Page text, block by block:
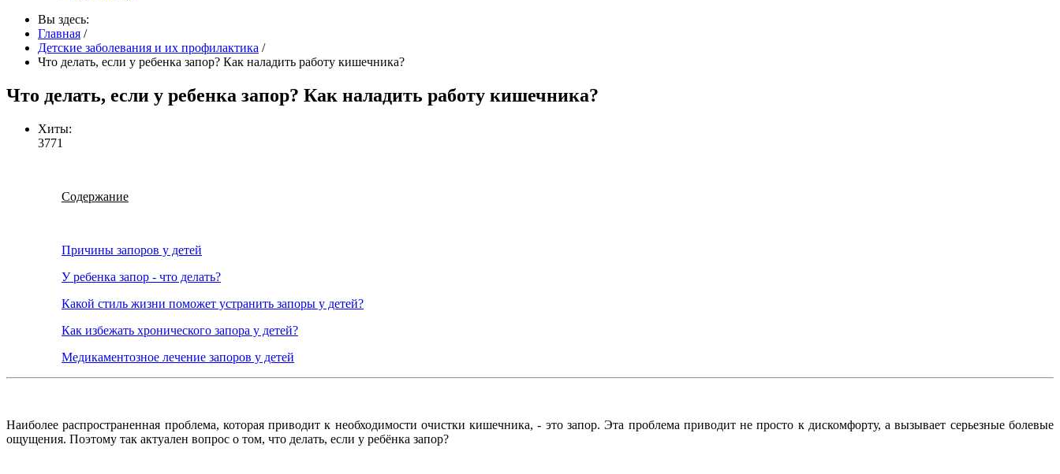
Вы здесь:
Главная /
Детские заболевания и их профилактика /
Что делать, если у ребенка запор? Как наладить работу кишечника?
Что делать, если у ребенка запор? Как наладить работу кишечника?
Хиты:
3771
Содержание
Причины запоров у детей
У ребенка запор - что делать?
Какой стиль жизни поможет устранить запоры у детей?
Как избежать хронического запора у детей?
Медикаментозное лечение запоров у детей
Наиболее распространенная проблема, которая приводит к необходимости очистки кишечника, - это запор. Эта проблема приводит не просто к дискомфорту, а вызывает серьезные болевые
ощущения. Поэтому так актуален вопрос о том, что делать, если у ребёнка запор?